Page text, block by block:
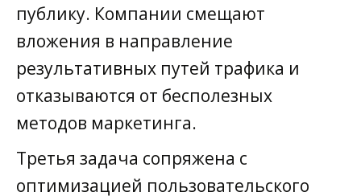
публику. Компании смещают
вложения в направление
результативных путей трафика и
отказываются от бесполезных
методов маркетинга.
Третья задача сопряжена с
оптимизацией пользовательского